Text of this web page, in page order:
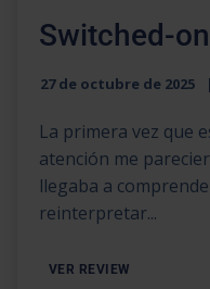
Switched-
27 de octubre de 2025
La primera vez que
atención me
llegaba a
reinterpretar...
VER REVIEW